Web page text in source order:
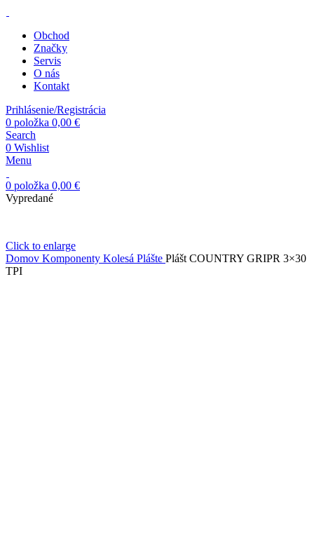
Obchod
Značky
Servis
O nás
Kontakt
Prihlásenie/Registrácia
0 položka 0,00 €
Search
0 Wishlist
Menu
0 položka 0,00 €
Vypredané
Click to enlarge
Domov Komponenty Kolesá Plášte Plášt COUNTRY GRIPR 3×30
TPI